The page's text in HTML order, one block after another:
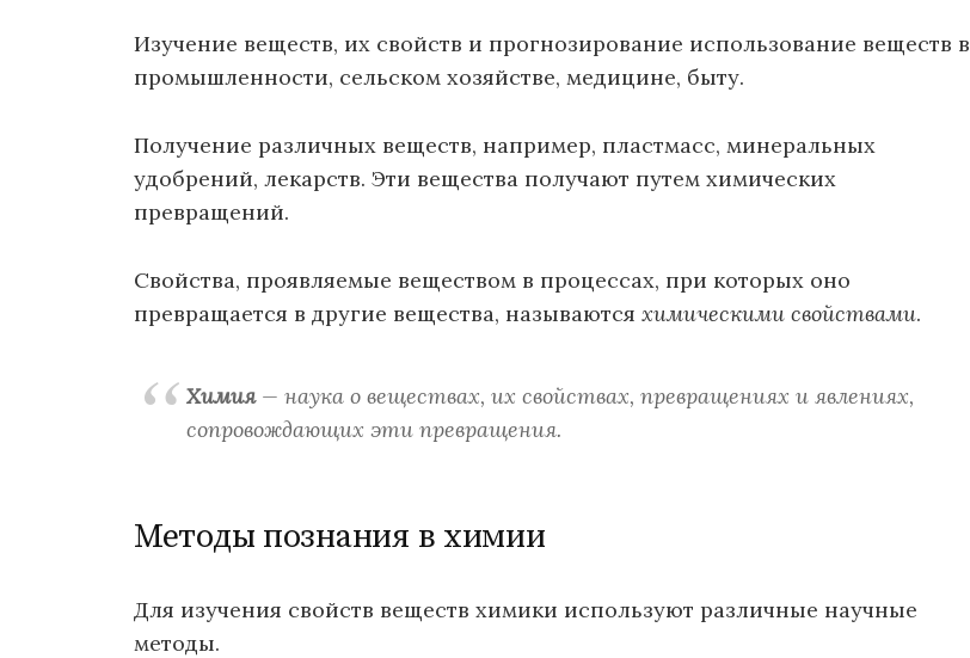
Изучение веществ, их свойств и прогнозирование использование веществ в
промышленности, сельском хозяйстве, медицине, быту.
Получение различных веществ, например, пластмасс, минеральных
удобрений, лекарств. Эти вещества получают путем химических
превращений.
Свойства, проявляемые веществом в процессах, при которых оно
превращается в другие вещества, называются химическими свойствами.
Химия— наука о веществах, их свойствах, превращениях и явлениях,
сопровождающих эти превращения.
Методы познания в химии
Для изучения свойств веществ химики используют различные научные
методы.